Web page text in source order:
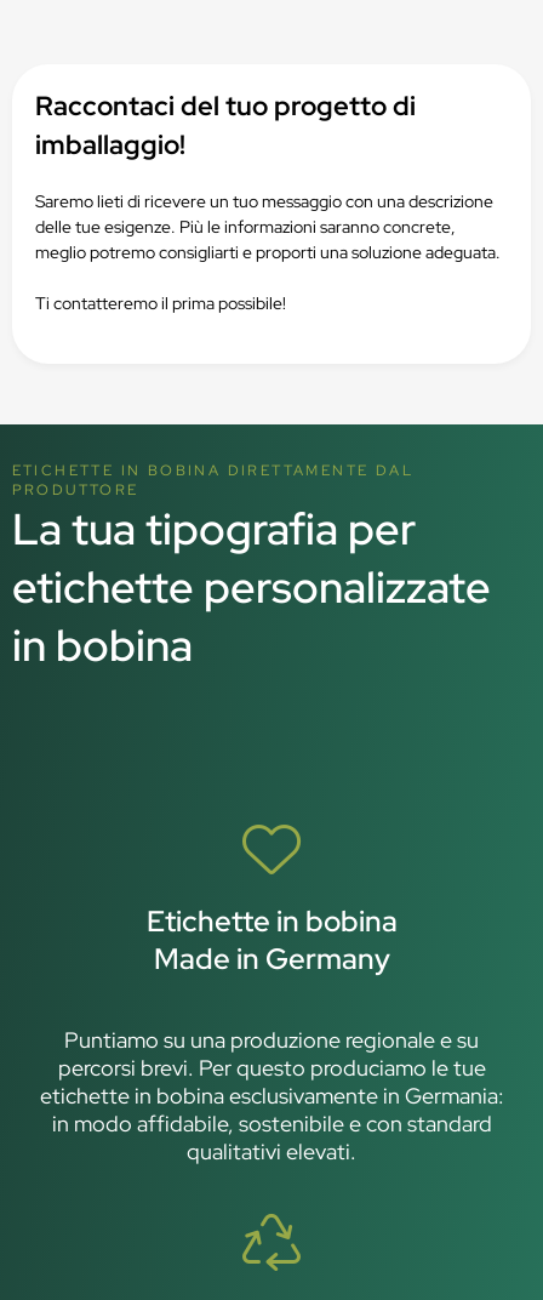
Raccontaci del tuo progetto di
imballaggio!
Saremo lieti di ricevere un tuo messaggio con una descrizione
delle tue esigenze. Più le informazioni saranno concrete,
meglio potremo consigliarti e proporti una soluzione adeguata.
Ti contatteremo il prima possibile!
ETICHETTE IN BOBINA DIRETTAMENTE DAL
PRODUTTORE
La tua tipografia per
etichette personalizzate
in bobina
Etichette in bobina
Made in Germany
Puntiamo su una produzione regionale e su
percorsi brevi. Per questo produciamo le tue
etichette in bobina esclusivamente in Germania:
in modo affidabile, sostenibile e con standard
qualitativi elevati.